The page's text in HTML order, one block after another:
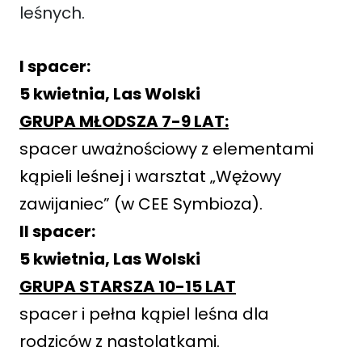
leśnych.
I spacer:
5 kwietnia, Las Wolski
GRUPA MŁODSZA 7-9 LAT:
spacer uważnościowy z elementami
kąpieli leśnej i warsztat „Wężowy
zawijaniec” (w CEE Symbioza).
II spacer:
5 kwietnia, Las Wolski
GRUPA STARSZA 10-15 LAT
spacer i pełna kąpiel leśna dla
rodziców z nastolatkami.